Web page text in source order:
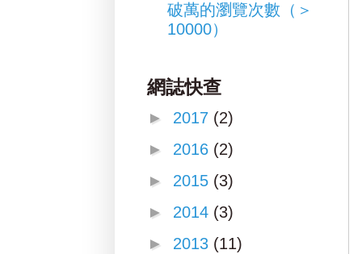
破萬的瀏覽次數（＞
10000）
網誌快查
► 2017 (2)
► 2016 (2)
► 2015 (3)
► 2014 (3)
► 2013 (11)